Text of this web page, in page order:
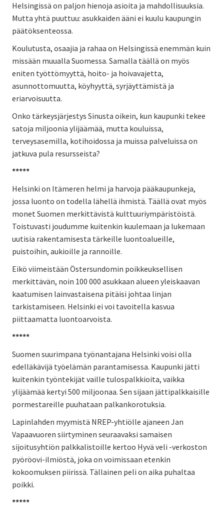
Helsingissä on paljon hienoja asioita ja mahdollisuuksia.
Mutta yhtä puuttuu: asukkaiden ääni ei kuulu kaupungin
päätöksenteossa.
Koulutusta, osaajia ja rahaa on Helsingissä enemmän kuin
missään muualla Suomessa. Samalla täällä on myös
eniten työttömyyttä, hoito- ja hoivavajetta,
asunnottomuutta, köyhyyttä, syrjäyttämistä ja
eriarvoisuutta.
Onko tärkeysjärjestys Sinusta oikein, kun kaupunki tekee
satoja miljoonia ylijäämää, mutta kouluissa,
terveysasemilla, kotihoidossa ja muissa palveluissa on
jatkuva pula resursseista?
*****
Helsinki on Itämeren helmi ja harvoja pääkaupunkeja,
jossa luonto on todella lähellä ihmistä. Täällä ovat myös
monet Suomen merkittävistä kulttuuriympäristöistä.
Toistuvasti joudumme kuitenkin kuulemaan ja lukemaan
uutisia rakentamisesta tärkeille luontoalueille,
puistoihin, aukioille ja rannoille.
Eikö viimeistään Östersundomin poikkeuksellisen
merkittävän, noin 100 000 asukkaan alueen yleiskaavan
kaatumisen lainvastaisena pitäisi johtaa linjan
tarkistamiseen. Helsinki ei voi tavoitella kasvua
piittaamatta luontoarvoista.
*****
Suomen suurimpana työnantajana Helsinki voisi olla
edelläkävijä työelämän parantamisessa. Kaupunki jätti
kuitenkin työntekijät vaille tulospalkkioita, vaikka
ylijäämää kertyi 500 miljoonaa. Sen sijaan jättipalkkaisille
pormestareille puuhataan palkankorotuksia.
Lapinlahden myymistä NREP-yhtiölle ajaneen Jan
Vapaavuoren siirtyminen seuraavaksi samaisen
sijoitusyhtiön palkkalistoille kertoo Hyvä veli -verkoston
pyöröovi-ilmiöstä, joka on voimissaan etenkin
kokoomuksen piirissä. Tällainen peli on aika puhaltaa
poikki.
*****